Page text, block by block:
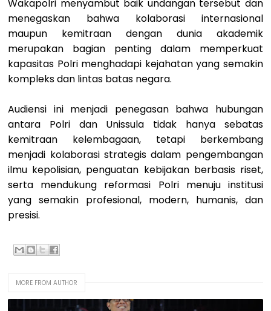
Wakapolri menyambut baik undangan tersebut dan
menegaskan bahwa kolaborasi internasional
maupun kemitraan dengan dunia akademik
merupakan bagian penting dalam memperkuat
kapasitas Polri menghadapi kejahatan yang semakin
kompleks dan lintas batas negara.
Audiensi ini menjadi penegasan bahwa hubungan
antara Polri dan Unissula tidak hanya sebatas
kemitraan kelembagaan, tetapi berkembang
menjadi kolaborasi strategis dalam pengembangan
ilmu kepolisian, penguatan kebijakan berbasis riset,
serta mendukung reformasi Polri menuju institusi
yang semakin profesional, modern, humanis, dan
presisi.
MORE FROM AUTHOR